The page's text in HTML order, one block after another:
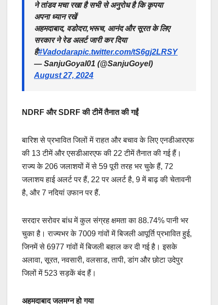
ने तांडव मचा रखा है सभी से अनुरोध है कि कृपया
अपना ध्यान रखें
अहमदाबाद, वडोदरा,भरूच, आनंद और सूरत के लिए
सरकार ने रेड अलर्ट जारी कर दिया
है#Vadodarapic.twitter.com/tS6gj2LRSY
— SanjuGoyal01 (@SanjuGoyel)
August 27, 2024
NDRF और SDRF की टीमें तैनात की गईं
बारिश से प्रभावित जिलों में राहत और बचाव के लिए एनडीआरएफ
की 13 टीमें और एसडीआरएफ की 22 टीमें तैनात की गई हैं।
राज्य के 206 जलाशयों में से 59 पूरी तरह भर चुके हैं, 72
जलाशय हाई अलर्ट पर हैं, 22 पर अलर्ट है, 9 में बाढ़ की चेतावनी
है, और 7 नदियां उफान पर हैं.
सरदार सरोवर बांध में कुल संग्रह क्षमता का 88.74% पानी भर
चुका है। राज्यभर के 7009 गांवों में बिजली आपूर्ति प्रभावित हुई,
जिनमें से 6977 गांवों में बिजली बहाल कर दी गई है। इसके
अलावा, सूरत, नवसारी, वलसाड, तापी, डांग और छोटा उदेपुर
जिलों में 523 सड़कें बंद हैं।
अहमदाबाद जलमग्न हो गया